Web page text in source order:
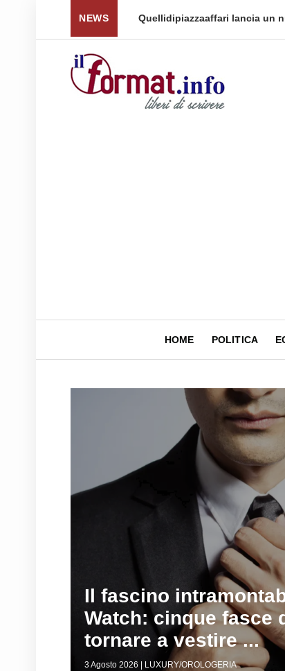
NEWS
per tornare a ... Quellidipiazzaaffari lancia un
HOME POLITICA
Il fascino
Watch: cinque fasce
tornare a vestire ...
3 Agosto 2026 | LUXURY/OROLOGERIA